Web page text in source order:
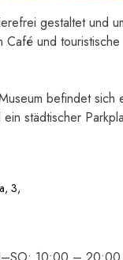
gestaltet und
und touristische
befindet sich
städtischer
3,